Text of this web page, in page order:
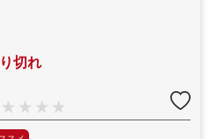
切れ